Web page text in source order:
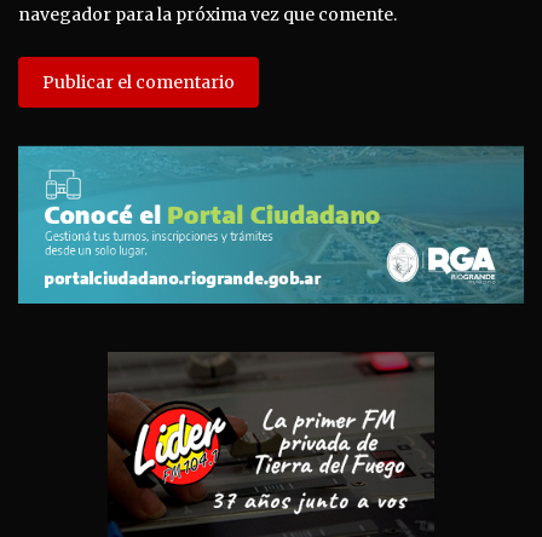
navegador para la próxima vez que comente.